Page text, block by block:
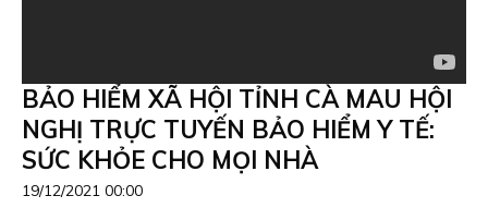
BẢO HIỂM XÃ HỘI TỈNH CÀ MAU HỘI
NGHỊ TRỰC TUYẾN BẢO HIỂM Y TẾ:
SỨC KHỎE CHO MỌI NHÀ
19/12/2021 00:00